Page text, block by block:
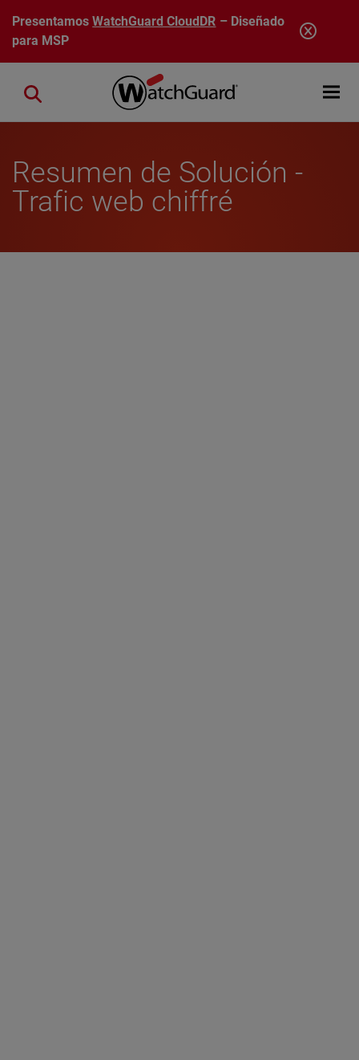
Pasar al contenido principal
PresentamosWatchGuard CloudDR – Diseñado
para MSP
Open
Close search
Resumen de Solución -
Trafic web chiffré